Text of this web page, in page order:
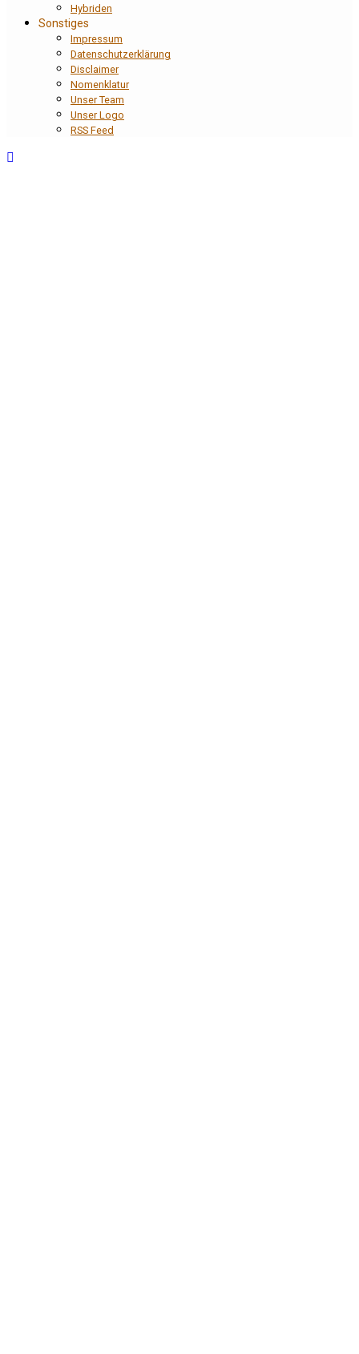
Hybriden
Sonstiges
Impressum
Datenschutzerklärung
Disclaimer
Nomenklatur
Unser Team
Unser Logo
RSS Feed